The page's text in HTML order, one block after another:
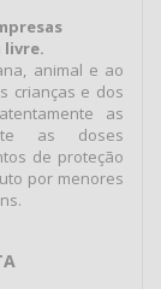
livre.
animal e ao
crianças e dos
as
as doses
de proteção
por menores